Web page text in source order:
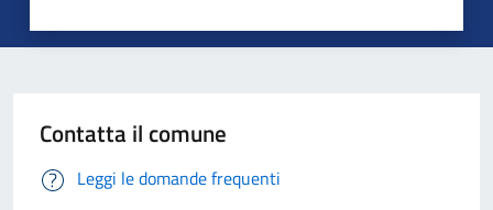
Contatta il comune
Leggi le domande frequenti